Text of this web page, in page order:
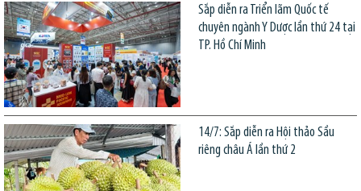
Sắp diễn ra Triển lãm Quốc tế
chuyên ngành Y Dược lần thứ 24 tại
TP. Hồ Chí Minh
14/7: Sắp diễn ra Hội thảo Sầu
riêng châu Á lần thứ 2